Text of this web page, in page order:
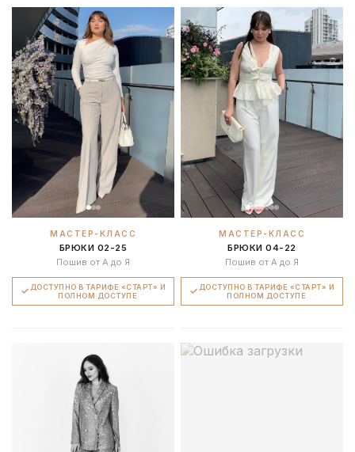
МАСТЕР-КЛАСС
БРЮКИ 02-25
Пошив от А до Я
ДОСТУПНО В ТАРИФЕ «СТАРТ» И
ПОЛНОМ ДОСТУПЕ
МАСТЕР-КЛАСС
БРЮКИ 04-22
Пошив от А до Я
ДОСТУПНО В ТАРИФЕ «СТАРТ» И
ПОЛНОМ ДОСТУПЕ